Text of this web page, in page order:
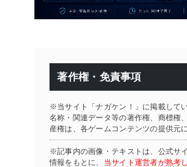
著作権・免責事項
※当サイト「ナガケン！」に掲載して
名称・関連データ等の著作権、商標権
産権は、各ゲームコンテンツの提供元
※記事内の画像・テキストは、公式サ
情報をもとに、
当サイト運営者が熟考